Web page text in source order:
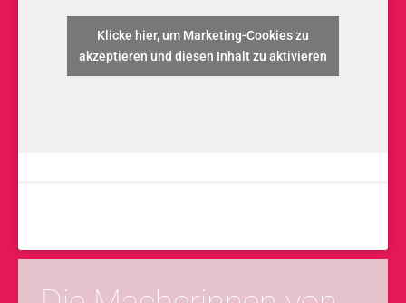
Klicke hier, um Marketing-Cookies zu
akzeptieren und diesen Inhalt zu aktivieren